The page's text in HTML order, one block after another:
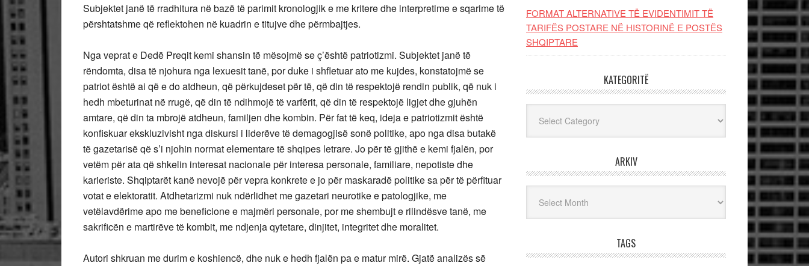
Subjektet janë të rradhitura në bazë të parimit kronologjik e me kritere dhe interpretime e sqarime të
përshtatshme që reflektohen në kuadrin e titujve dhe përmbajtjes.
Nga veprat e Dedë Preqit kemi shansin të mësojmë se ç’është patriotizmi. Subjektet janë të
rëndomta, disa të njohura nga lexuesit tanë, por duke i shfletuar ato me kujdes, konstatojmë se
patriot është ai që e do atdheun, që përkujdeset për të, që din të respektojë rendin publik, që nuk i
hedh mbeturinat në rrugë, që din të ndihmojë të varfërit, që din të respektojë ligjet dhe gjuhën
amtare, që din ta mbrojë atdheun, familjen dhe kombin. Për fat të keq, ideja e patriotizmit është
konfiskuar ekskluzivisht nga diskursi i liderëve të demagogjisë sonë politike, apo nga disa butakë
të gazetarisë që s’i njohin normat elementare të shqipes letrare. Jo për të gjithë e kemi fjalën, por
vetëm për ata që shkelin interesat nacionale për interesa personale, familiare, nepotiste dhe
karieriste. Shqiptarët kanë nevojë për vepra konkrete e jo për maskaradë politike sa për të përfituar
votat e elektoratit. Atdhetarizmi nuk ndërlidhet me gazetari neurotike e patologjike, me
vetëlavdërime apo me beneficione e majmëri personale, por me shembujt e rilindësve tanë, me
sakrificën e martirëve të kombit, me ndjenja qytetare, dinjitet, integritet dhe moralitet.
Autori shkruan me durim e koshiencë, dhe nuk e hedh fjalën pa e matur mirë. Gjatë analizës së
FORMAT ALTERNATIVE TË EVIDENTIMIT TË
TARIFËS POSTARE NË HISTORINË E POSTËS
SHQIPTARE
KATEGORITË
ARKIV
TAGS